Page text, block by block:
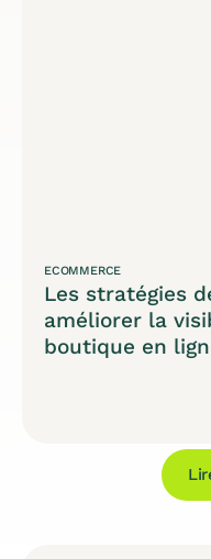
ECOMMERCE
Les stratégies
améliorer la
boutique en